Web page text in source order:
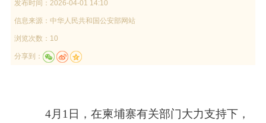
发布时间： 2026-04-01 14:10
信息来源： 中华人民共和国公安部网站
浏览次数：10
分享到：
4月1日，在柬埔寨有关部门大力支持下，